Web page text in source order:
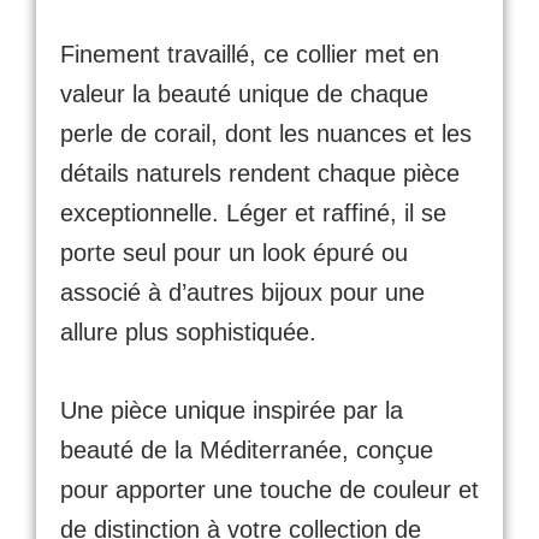
Finement travaillé, ce collier met en
valeur la beauté unique de chaque
perle de corail, dont les nuances et les
détails naturels rendent chaque pièce
exceptionnelle. Léger et raffiné, il se
porte seul pour un look épuré ou
associé à d’autres bijoux pour une
allure plus sophistiquée.
Une pièce unique inspirée par la
beauté de la Méditerranée, conçue
pour apporter une touche de couleur et
de distinction à votre collection de